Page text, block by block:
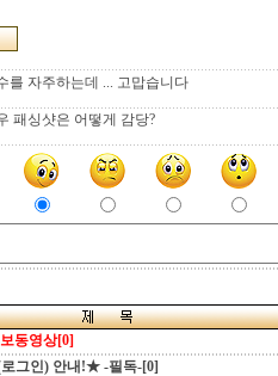
를 자주하는데 ... 고맙습니다
패싱샷은 어떻게 감당?
동영상[0]
그인) 안내!★ -필독-[0]